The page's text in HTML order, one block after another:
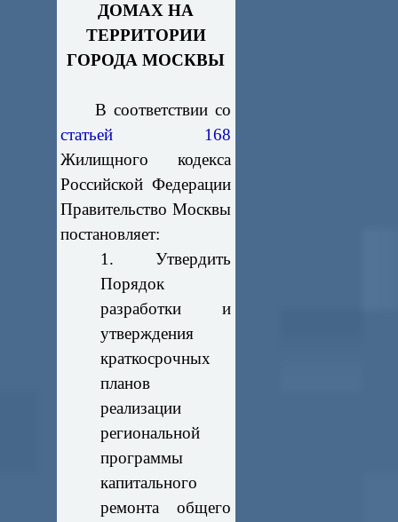
ДОМАХ НА
ТЕРРИТОРИИ
ГОРОДА МОСКВЫ
В соответствии со
статьей 168
Жилищного кодекса
Российской Федерации
Правительство Москвы
постановляет:
1. Утвердить
Порядок
разработки и
утверждения
краткосрочных
планов
реализации
региональной
программы
капитального
ремонта общего